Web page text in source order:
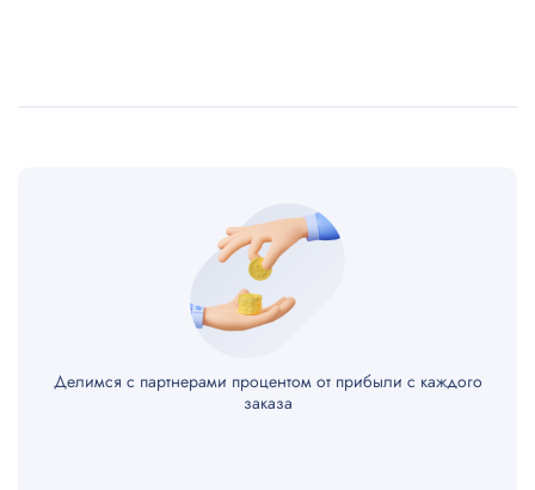
Делимся с партнерами процентом от прибыли с каждого
заказа